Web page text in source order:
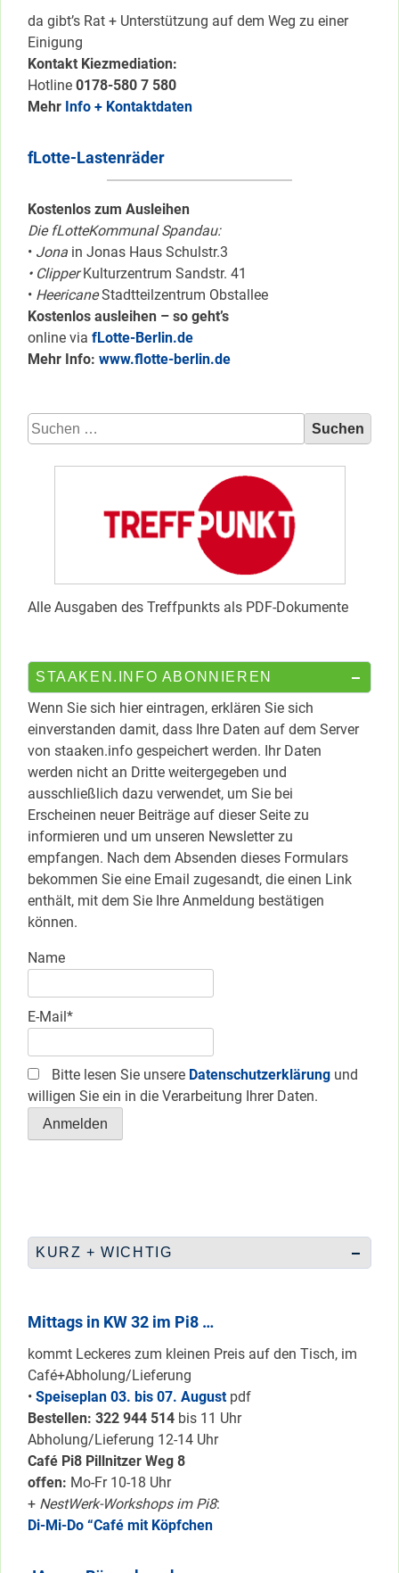
da gibt’s Rat + Unterstützung auf dem Weg zu einer
Einigung
Kontakt Kiezmediation:
Hotline 0178-580 7 580
Mehr Info + Kontaktdaten
fLotte-Lastenräder
Kostenlos zum Ausleihen
Die fLotteKommunal Spandau:
• Jona in Jonas Haus Schulstr.3
• ClipperKulturzentrum Sandstr. 41
• HeericaneStadtteilzentrum Obstallee
Kostenlos ausleihen – so geht’s
online via fLotte-Berlin.de
Mehr Info: www.flotte-berlin.de
Suchen
nach:
Alle Ausgaben des Treffpunkts als PDF-Dokumente
STAAKEN.INFO ABONNIEREN
Wenn Sie sich hier eintragen, erklären Sie sich
einverstanden damit, dass Ihre Daten auf dem Server
von staaken.info gespeichert werden. Ihr Daten
werden nicht an Dritte weitergegeben und
ausschließlich dazu verwendet, um Sie bei
Erscheinen neuer Beiträge auf dieser Seite zu
informieren und um unseren Newsletter zu
empfangen. Nach dem Absenden dieses Formulars
bekommen Sie eine Email zugesandt, die einen Link
enthält, mit dem Sie Ihre Anmeldung bestätigen
können.
Name
E-Mail*
Bitte lesen Sie unsere Datenschutzerklärung und
willigen Sie ein in die Verarbeitung Ihrer Daten.
KURZ + WICHTIG
Mittags in KW 32 im Pi8 …
kommt Leckeres zum kleinen Preis auf den Tisch, im
Café+Abholung/Lieferung
• Speiseplan 03. bis 07. August pdf
Bestellen: 322 944 514 bis 11 Uhr
Abholung/Lieferung 12-14 Uhr
Café Pi8 Pillnitzer Weg 8
offen: Mo-Fr 10-18 Uhr
+ NestWerk-Workshops im Pi8:
Di-Mi-Do “Café mit Köpfchen